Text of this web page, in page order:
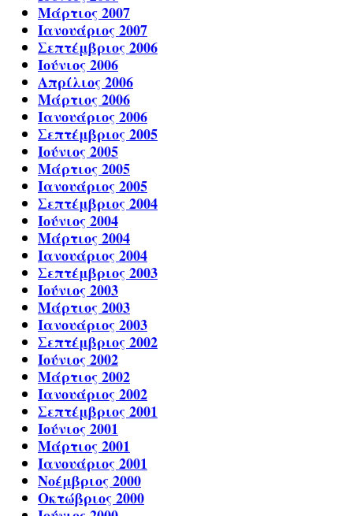
Μάρτιος 2007
Ιανουάριος 2007
Σεπτέμβριος 2006
Ιούνιος 2006
Απρίλιος 2006
Μάρτιος 2006
Ιανουάριος 2006
Σεπτέμβριος 2005
Ιούνιος 2005
Μάρτιος 2005
Ιανουάριος 2005
Σεπτέμβριος 2004
Ιούνιος 2004
Μάρτιος 2004
Ιανουάριος 2004
Σεπτέμβριος 2003
Ιούνιος 2003
Μάρτιος 2003
Ιανουάριος 2003
Σεπτέμβριος 2002
Ιούνιος 2002
Μάρτιος 2002
Ιανουάριος 2002
Σεπτέμβριος 2001
Ιούνιος 2001
Μάρτιος 2001
Ιανουάριος 2001
Νοέμβριος 2000
Οκτώβριος 2000